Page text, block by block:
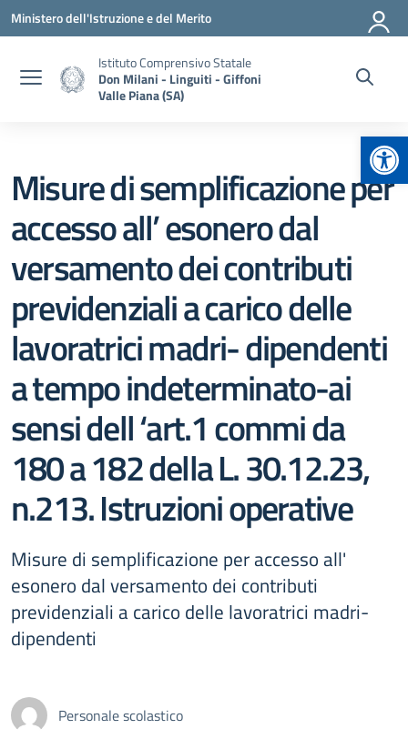
Vai ai contenuti
Vai al menu di navigazione
Vai al footer
Ministero dell'Istruzione e del Merito
Istituto Comprensivo Statale
Don Milani - Linguiti - Giffoni
Valle Piana (SA)
Misure di semplificazione per
accesso all’ esonero dal
versamento dei contributi
previdenziali a carico delle
lavoratrici madri- dipendenti
a tempo indeterminato-ai
sensi dell ‘art.1 commi da
180 a 182 della L. 30.12.23,
n.213. Istruzioni operative
Misure di semplificazione per accesso all'
esonero dal versamento dei contributi
previdenziali a carico delle lavoratrici madri-
dipendenti
Personale scolastico